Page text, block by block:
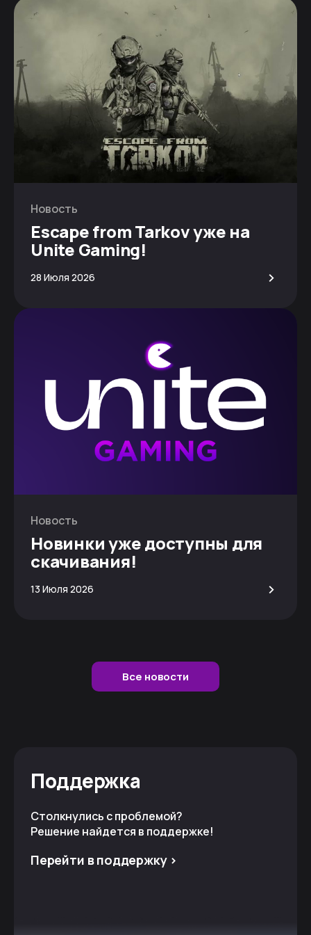
Новость
Escape from Tarkov уже на
Unite Gaming!
28 Июля 2026 >
Новость
Новинки уже доступны для
скачивания!
13 Июля 2026 >
Все новости
Поддержка
Столкнулись с проблемой?
Решение найдется в поддержке!
Перейти в поддержку >